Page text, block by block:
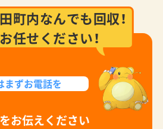
町内なんでも回収！
任せください！
まずお電話を
お伝えください